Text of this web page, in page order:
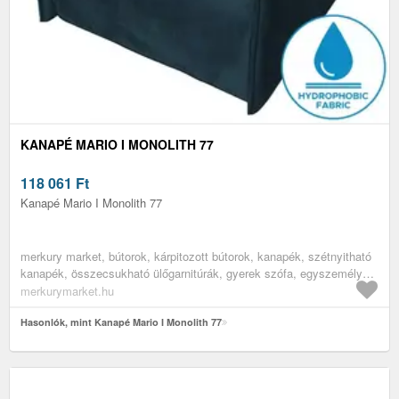
KANAPÉ MARIO I MONOLITH 77
118 061 Ft
Kanapé Mario I Monolith 77
merkury market, bútorok, kárpitozott bútorok, kanapék, szétnyitható
kanapék, összecsukható ülőgarnitúrák, gyerek szófa, egyszemélyes
szétnyitható ülőgarnitúra, ifjúsági bútorok, ifjúsági heverők,
merkurymarket.hu
Hasonlók, mint Kanapé Mario I Monolith 77